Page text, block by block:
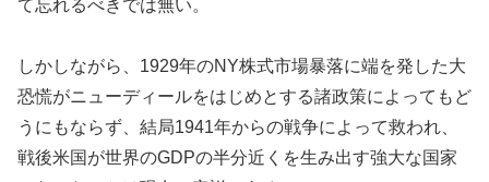
て忘れるべきでは無い。
しかしながら、1929年のNY株式市場暴落に端を発した大
恐慌がニューディールをはじめとする諸政策によってもど
うにもならず、結局1941年からの戦争によって救われ、
戦後米国が世界のGDPの半分近くを生み出す強大な国家